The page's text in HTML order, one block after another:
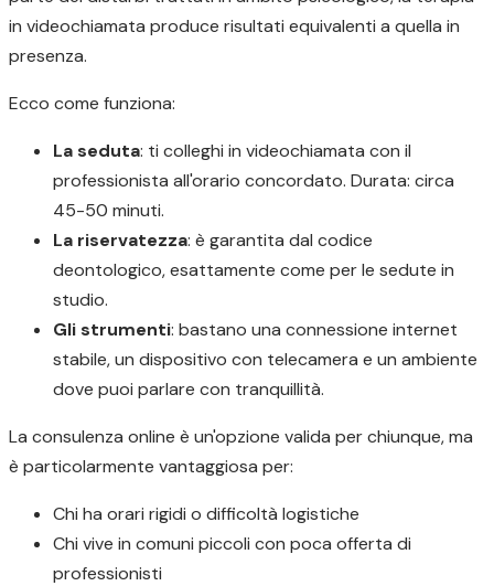
in videochiamata produce risultati equivalenti a quella in
presenza.
Ecco come funziona:
La seduta: ti colleghi in videochiamata con il
professionista all'orario concordato. Durata: circa
45-50 minuti.
La riservatezza: è garantita dal codice
deontologico, esattamente come per le sedute in
studio.
Gli strumenti: bastano una connessione internet
stabile, un dispositivo con telecamera e un ambiente
dove puoi parlare con tranquillità.
La consulenza online è un'opzione valida per chiunque, ma
è particolarmente vantaggiosa per:
Chi ha orari rigidi o difficoltà logistiche
Chi vive in comuni piccoli con poca offerta di
professionisti